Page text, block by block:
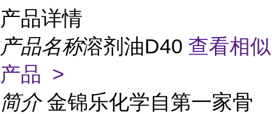
产品详情
产品名称溶剂油D40 查看相似
产品 >
简介 金锦乐化学自第一家骨